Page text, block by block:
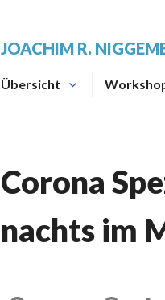
JOACHIM R.
Übersicht
Corona
nachts im